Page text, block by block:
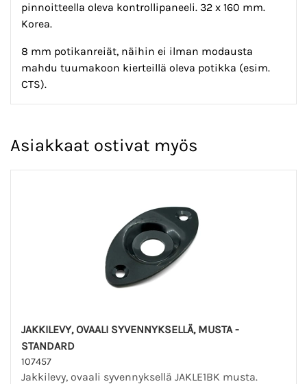
pinnoitteella oleva kontrollipaneeli. 32 x 160 mm.
Korea.
8 mm potikanreiät, näihin ei ilman modausta
mahdu tuumakoon kierteillä oleva potikka (esim.
CTS).
Asiakkaat ostivat myös
JAKKILEVY, OVAALI SYVENNYKSELLÄ, MUSTA -
STANDARD
107457
Jakkilevy, ovaali syvennyksellä JAKLE1BK musta.